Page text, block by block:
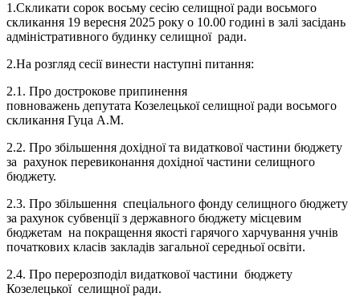
1.Скликати сорок восьму сесію селищної ради восьмого
скликання 19 вересня 2025 року о 10.00 годині в залі засідань
адміністративного будинку селищної ради.
2.На розгляд сесії винести наступні питання:
2.1. Про дострокове припинення
повноважень депутата Козелецької селищної ради восьмого
скликання Гуца А.М.
2.2. Про збільшення дохідної та видаткової частини бюджету
за рахунок перевиконання дохідної частини селищного
бюджету.
2.3. Про збільшення спеціального фонду селищного бюджету
за рахунок субвенції з державного бюджету місцевим
бюджетам на покращення якості гарячого харчування учнів
початкових класів закладів загальної середньої освіти.
2.4. Про перерозподіл видаткової частини бюджету
Козелецької селищної ради.